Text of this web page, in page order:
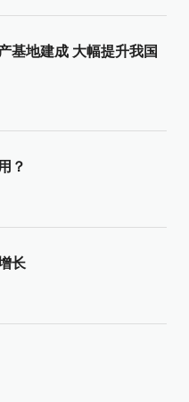
基地建成 大幅提升我国
？
长